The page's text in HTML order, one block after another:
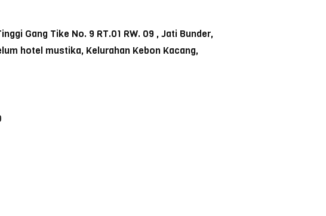
Gang Tike No. 9 RT.01 RW. 09 , Jati Bunder,
hotel mustika, Kelurahan Kebon Kacang,